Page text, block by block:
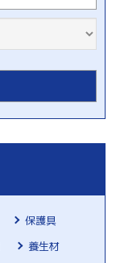
保護具
養生材